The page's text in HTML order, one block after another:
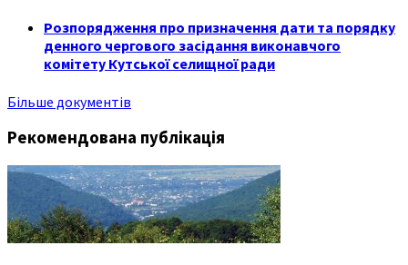
Розпорядження про призначення дати та порядку
денного чергового засідання виконавчого
комітету Кутської селищної ради
Більше документів
Рекомендована публікація